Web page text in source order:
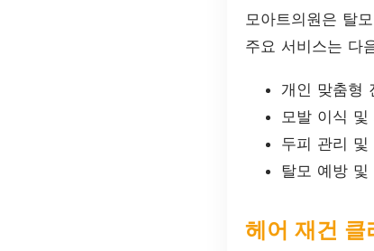
모아트의원은 탈
주요 서비스는 다
개인 맞춤형
모발 이식 및
두피 관리 및
탈모 예방 및
헤어 재건 클